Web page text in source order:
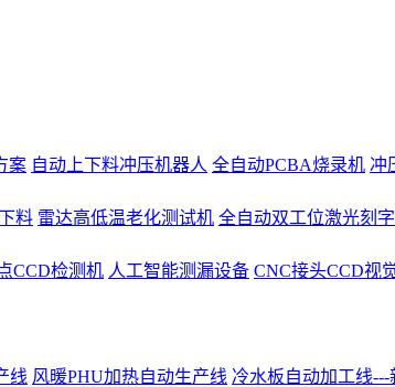
案 自动上下料冲压机器人 全自动PCBA烧录机 冲
料 雷达高低温老化测试机 全自动双工位激光刻
CCD检测机 人工智能测漏设备 CNC接头CCD视
线 风暖PHU加热自动生产线 冷水板自动加工线---